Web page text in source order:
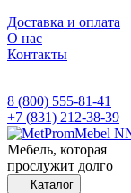
Доставка и оплата
О нас
Контакты
8 (800) 555-81-41
+7 (831) 212-38-39
Мебель, которая
прослужит долго
Каталог